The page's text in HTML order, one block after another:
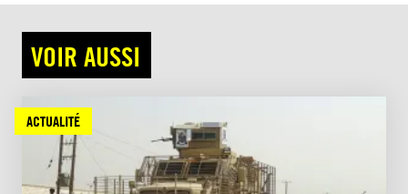
VOIR AUSSI
ACTUALITÉ